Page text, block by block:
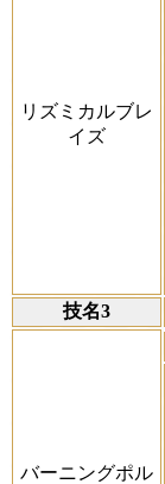
リズミカルブレ
イズ
技名3
バーニングポル